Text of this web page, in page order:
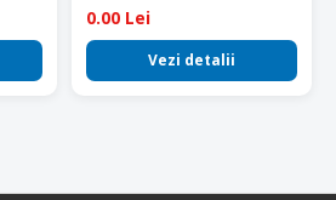
0.00 Lei
Vezi detalii